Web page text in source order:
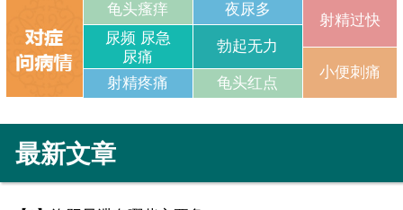
龟头瘙痒
夜尿多
尿频 尿急
尿痛
勃起无力
射精疼痛 龟头红点
射精过快
小便刺痛
最新文章